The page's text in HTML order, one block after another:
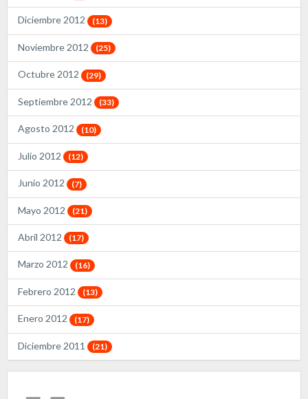
Diciembre 2012 (13)
Noviembre 2012 (25)
Octubre 2012 (29)
Septiembre 2012 (33)
Agosto 2012 (10)
Julio 2012 (12)
Junio 2012 (7)
Mayo 2012 (21)
Abril 2012 (17)
Marzo 2012 (16)
Febrero 2012 (13)
Enero 2012 (17)
Diciembre 2011 (21)